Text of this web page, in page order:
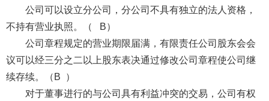
公司可以设立分公司，分公司不具有独立的法人资格，
不持有营业执照。（ B）
公司章程规定的营业期限届满，有限责任公司股东会会
议可以经三分之二以上股东表决通过修改公司章程使公司继
续存续。（B ）
对于董事进行的与公司具有利益冲突的交易，公司有权